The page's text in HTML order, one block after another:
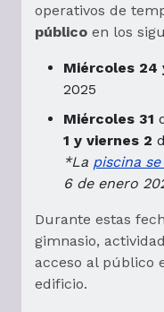
operativos de
público en los
Miércoles 24
2025
Miércoles 31
1 y viernes 2
*La piscina
6 de enero
Durante estas
gimnasio,
acceso al público
edificio.